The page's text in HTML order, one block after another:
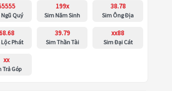
Quý
199x
Sim Năm Sinh
38.78
Sim Ông Địa
Phát
39.79
Sim Thần Tài
xx88
Sim Đại Cát
xx
Trả Góp